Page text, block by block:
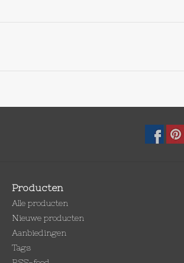
Producten
Alle producten
Nieuwe producten
Aanbiedingen
Tags